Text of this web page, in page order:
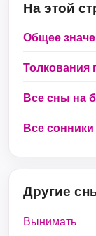
На этой
Общее
Толкования
Все сны на
Все сонники
Другие
Вынимать